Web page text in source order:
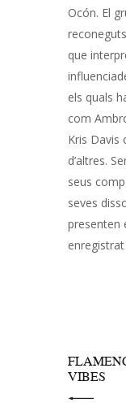
Ocón. El
que
els quals
com
Kris Davis
d’altres.
seus
seves
presenten
VIBES